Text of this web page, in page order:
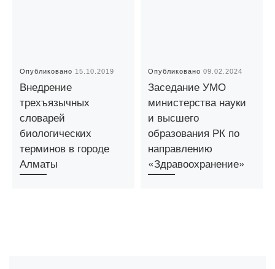
Опубликовано 15.10.2019
Внедрение
трехъязычных
словарей
биологических
терминов в городе
Алматы
Опубликовано09.02.2024
Заседание УМО
министерства науки
и высшего
образования РК по
направлению
«Здравоохранение»